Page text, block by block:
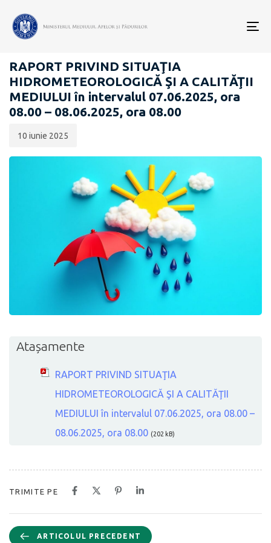
RAPOARTE ZILNICE STAREA MEDIULUI
RAPORT PRIVIND SITUAŢIA
HIDROMETEOROLOGICĂ ŞI A CALITĂŢII
MEDIULUI în intervalul 07.06.2025, ora
08.00 – 08.06.2025, ora 08.00
publicării:
10 iunie 2025
Atașamente
RAPORT PRIVIND SITUAŢIA
HIDROMETEOROLOGICĂ ŞI A CALITĂŢII
MEDIULUI în intervalul 07.06.2025, ora 08.00 –
08.06.2025, ora 08.00 (202 kB)
TRIMITE PE
ARTICOLUL PRECEDENT